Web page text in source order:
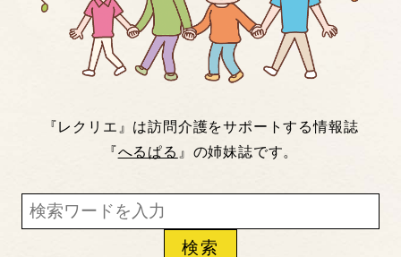
『レクリエ』は訪問介護をサポートする情報誌
『へるぱる 』の姉妹誌です。